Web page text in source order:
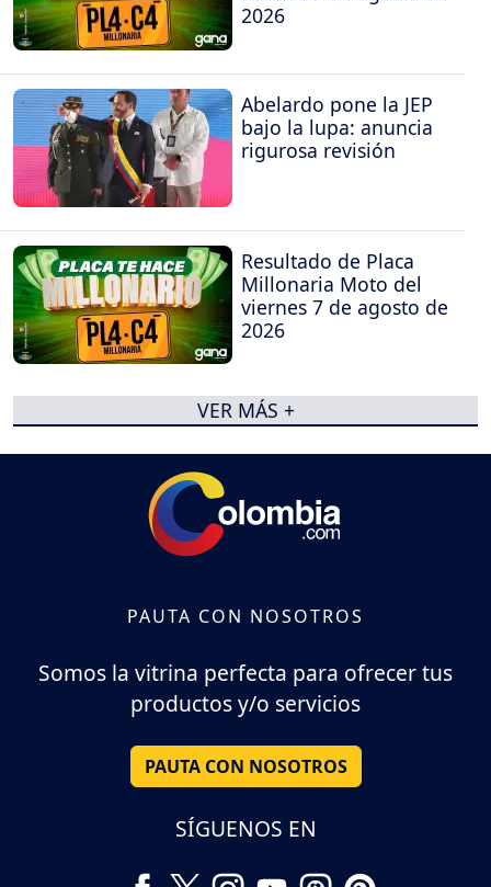
2026
Abelardo pone la JEP
bajo la lupa: anuncia
rigurosa revisión
Resultado de Placa
Millonaria Moto del
viernes 7 de agosto de
2026
VER MÁS +
PAUTA CON NOSOTROS
Somos la vitrina perfecta para ofrecer tus
productos y/o servicios
PAUTA CON NOSOTROS
SÍGUENOS EN